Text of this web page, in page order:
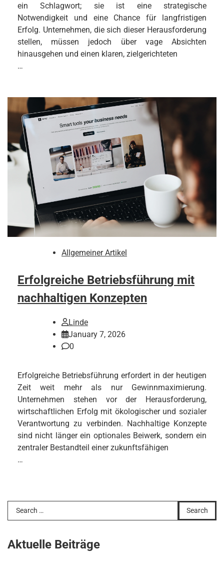
ein Schlagwort; sie ist eine strategische
Notwendigkeit und eine Chance für langfristigen
Erfolg. Unternehmen, die sich dieser Herausforderung
stellen, müssen jedoch über vage Absichten
hinausgehen und einen klaren, zielgerichteten
…
Allgemeiner Artikel
Erfolgreiche Betriebsführung mit
nachhaltigen Konzepten
Linde
January 7, 2026
0
Erfolgreiche Betriebsführung erfordert in der heutigen
Zeit weit mehr als nur Gewinnmaximierung.
Unternehmen stehen vor der Herausforderung,
wirtschaftlichen Erfolg mit ökologischer und sozialer
Verantwortung zu verbinden. Nachhaltige Konzepte
sind nicht länger ein optionales Beiwerk, sondern ein
zentraler Bestandteil einer zukunftsfähigen
…
Search
for:
Aktuelle Beiträge